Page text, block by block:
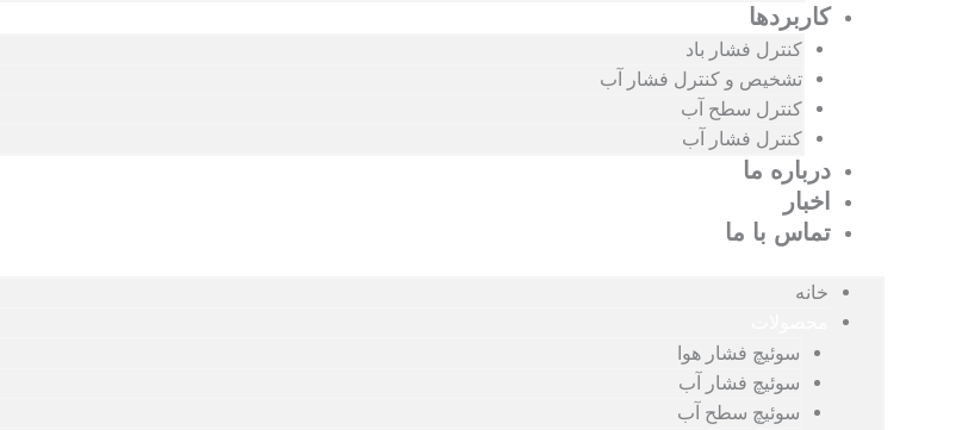
کاربردها
کنترل فشار باد
تشخیص و کنترل فشار آب
کنترل سطح آب
کنترل فشار آب
درباره ما
اخبار
تماس با ما
خانه
سوئیچ فشار هوا
سوئیچ فشار آب
سوئیچ سطح آب